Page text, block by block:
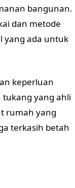
bangunan.
dan metode
yang ada untuk
keperluan
yang ahli
rumah yang
terkasih betah